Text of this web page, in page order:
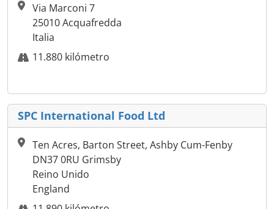
Via Marconi 7
25010 Acquafredda
Italia
11.880 kilómetro
SPC International Food Ltd
Ten Acres, Barton Street, Ashby Cum-Fenby
DN37 0RU Grimsby
Reino Unido
England